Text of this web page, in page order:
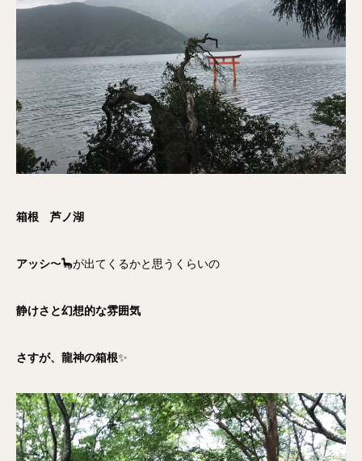
箱根 芦ノ湖
アッシ〜🦕が出てくるかと思うくらいの
静けさと幻想的な雰囲気
さすが、龍神の箱根✨